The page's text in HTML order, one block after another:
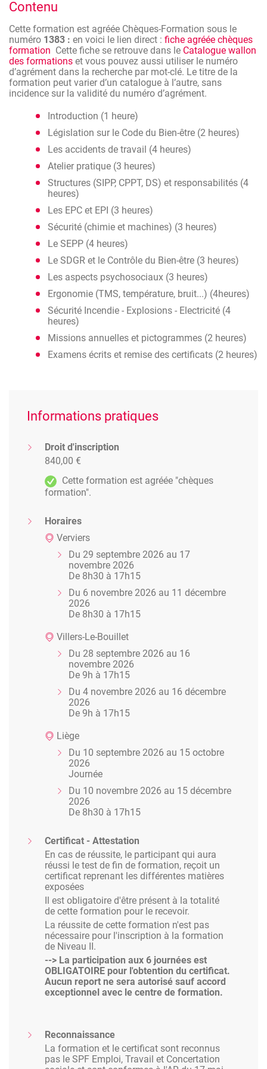
la prévention et la protection au travail. Il y a donc une
l'entreprise et pour laquelle une personne doit être présente
dans l'entreprise. Dans la règle, il s'agit d'untravailleurqui
remplit la fonction de conseiller en prévention. Dans les
entreprises de moins de 20 travailleurs,l'employeurpeut
être lui-même le conseiller en prévention.
Si vous souhaitez en savoir davantage sur la formation
exigée dans les services internes pour la prévention et la
protection au travail, vous trouverez les infos sur le site
http://www.emploi.belgique.be/defaultTab.aspx?id=571
connaissance suffisante de la législation et avoir les
connaissances techniques et scientifiques nécessaires à
l'exercice de son activité de Conseiller en Prévention Niveau
III.
Elle constitue une excellente préparation voire une porte
d'accès pour les Conseillers en Prévention qui
souhaiteraient acquérir le Certificat de Formation
Complémentaire de Niveau II.
Contenu
Cette formation est agréée Chèques-Formation sous le
numéro 1383 : en voici le lien direct : fiche agréée chèques
formation Cette fiche se retrouve dans le Catalogue wallon
des formations et vous pouvez aussi utiliser le numéro
d’agrément dans la recherche par mot-clé. Le titre de la
formation peut varier d’un catalogue à l’autre, sans
incidence sur la validité du numéro d’agrément.
Introduction (1 heure)
Législation sur le Code du Bien-être (2 heures)
Les accidents de travail (4 heures)
Atelier pratique (3 heures)
Structures (SIPP, CPPT, DS) et responsabilités (4
heures)
Les EPC et EPI (3 heures)
Sécurité (chimie et machines) (3 heures)
Le SEPP (4 heures)
Le SDGR et le Contrôle du Bien-être (3 heures)
Les aspects psychosociaux (3 heures)
Ergonomie (TMS, température, bruit...) (4heures)
Sécurité Incendie - Explosions - Electricité (4
heures)
Missions annuelles et pictogrammes (2 heures)
Examens écrits et remise des certificats (2 heures)
Informations pratiques
Droit d'inscription
840,00 €
Cette formation est agréée "chèques
formation".
Horaires
Verviers
Du 29 septembre 2026 au 17
novembre 2026
De 8h30 à 17h15
Du 6 novembre 2026 au 11 décembre
2026
De 8h30 à 17h15
Villers-Le-Bouillet
Du 28 septembre 2026 au 16
novembre 2026
De 9h à 17h15
Du 4 novembre 2026 au 16 décembre
2026
De 9h à 17h15
Liège
Du 10 septembre 2026 au 15 octobre
2026
Journée
Du 10 novembre 2026 au 15 décembre
2026
De 8h30 à 17h15
Certificat - Attestation
En cas de réussite, le participant qui aura
réussi le test de fin de formation, reçoit un
certificat reprenant les différentes matières
exposées
Il est obligatoire d'être présent à la totalité
de cette formation pour le recevoir.
La réussite de cette formation n'est pas
nécessaire pour l'inscription à la formation
de Niveau II.
--> La participation aux 6 journées est
OBLIGATOIRE pour l'obtention du certificat.
Aucun report ne sera autorisé sauf accord
exceptionnel avec le centre de formation.
Reconnaissance
La formation et le certificat sont reconnus
pas le SPF Emploi, Travail et Concertation